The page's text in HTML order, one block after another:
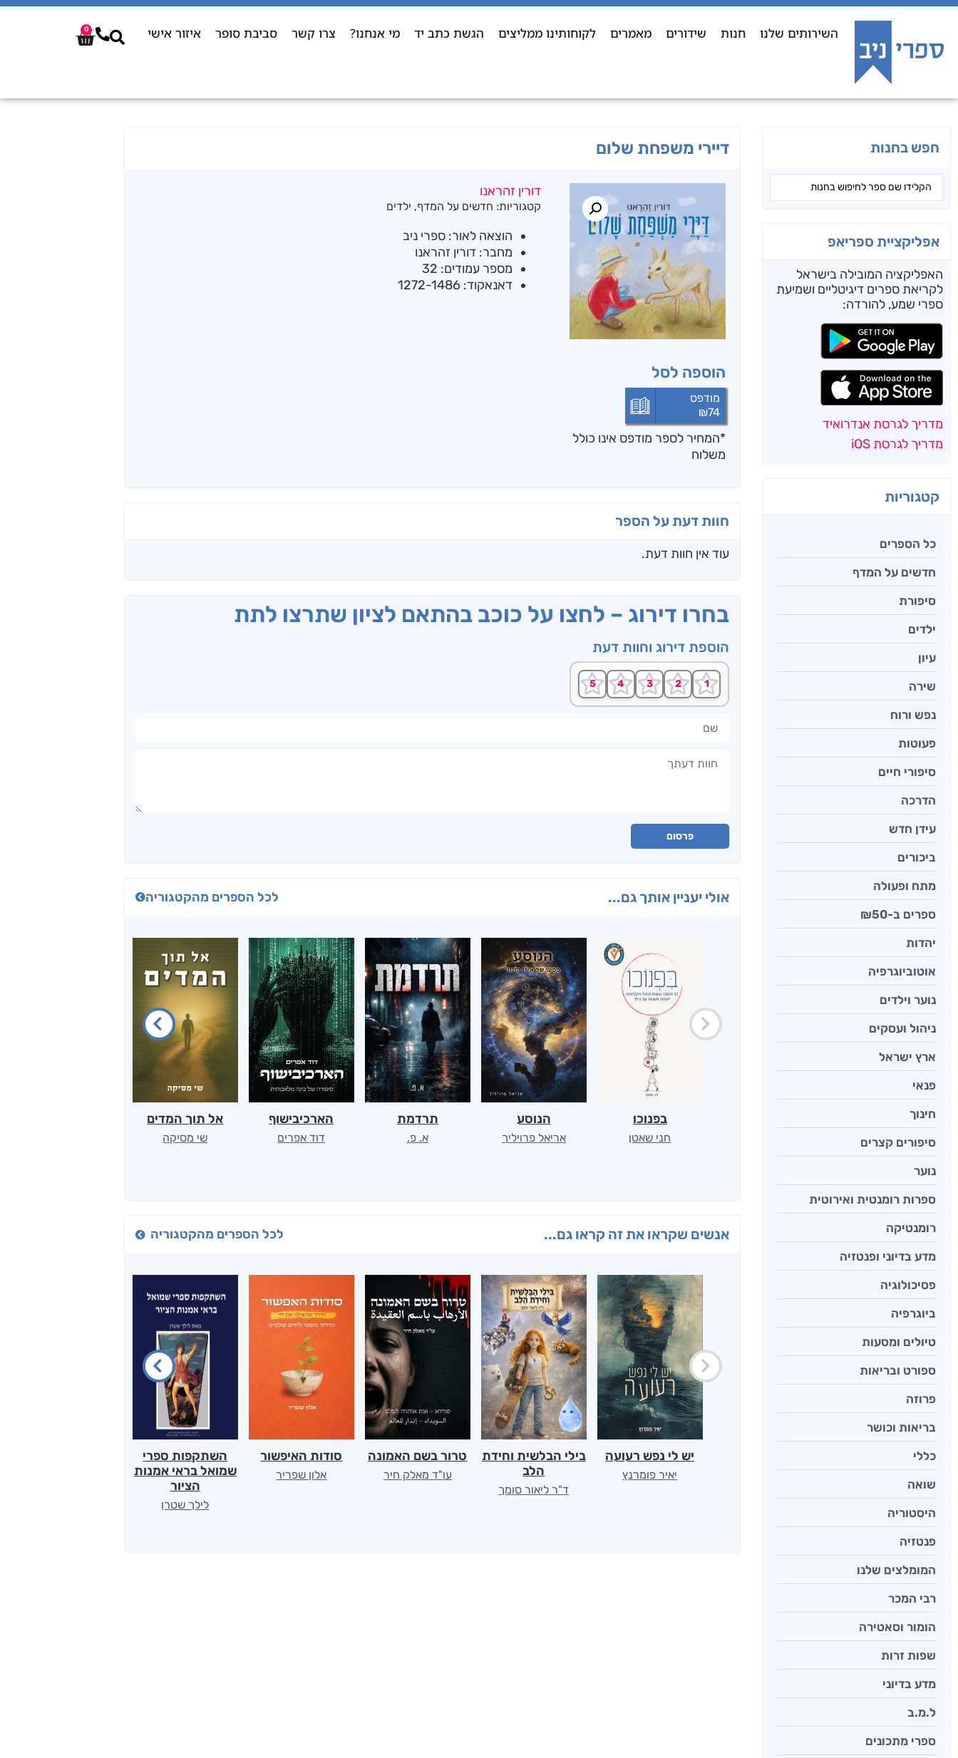
השירותים שלנו חנות שידורים מאמרים לקוחותינו ממליצים הגשת כתב יד מי אנחנו? צרו קשר סביבת סופר איזור אישי 0
חפש בחנות
אפליקציית ספריאפ
האפליקציה המובילה בישראל
לקריאת ספרים דיגיטליים ושמיעת
ספרי שמע, להורדה:
מדריך לגרסת אנדרואיד
מדריך לגרסת iOS
קטגוריות
כל הספרים
חדשים על המדף
סיפורת
ילדים
עיון
שירה
נפש ורוח
פעוטות
סיפורי חיים
הדרכה
עידן חדש
ביכורים
מתח ופעולה
ספרים ב-₪50
יהדות
אוטוביוגרפיה
נוער וילדים
ניהול ועסקים
ארץ ישראל
פנאי
חינוך
סיפורים קצרים
נוער
ספרות רומנטית ואירוטית
רומנטיקה
מדע בדיוני ופנטזיה
פסיכולוגיה
ביוגרפיה
טיולים ומסעות
ספורט ובריאות
פרוזה
בריאות וכושר
כללי
שואה
היסטוריה
פנטזיה
המומלצים שלנו
רבי המכר
הומור וסאטירה
שפות זרות
מדע בדיוני
ל.מ.ב
ספרי מתכונים
דיירי משפחת שלום
הוספה לסל
מודפס
₪74
*המחיר לספר מודפס אינו כולל
משלוח
דורין זהראנו
קטגוריות: חדשים על המדף, ילדים
הוצאה לאור: ספרי ניב
מחבר: דורין זהראנו
מספר עמודים: 32
דאנאקוד: 1272-1486
חוות דעת על הספר
עוד אין חוות דעת.
בחרו דירוג – לחצו על כוכב בהתאם לציון שתרצו לתת
הוספת דירוג וחוות דעת
פרסום
אולי יעניין אותך גם... לכל הספרים מהקטגוריה
בפנוכו
חני שאטן
הנוסע
אריאל פרויליך
תרדמת
א. פ.
הארכיבישוף
דוד אפרים
אל תוך המדים
שי מסיקה
אנשים שקראו את זה קראו גם... לכל הספרים מהקטגוריה
יש לי נפש רעועה
יאיר פומרנץ
בילי הבלשית וחידת
הלב
ד"ר ליאור סומך
טרור בשם האמונה
עו"ד מאלק חיר
סודות האיפשור
אלון שפריר
השתקפות ספרי
שמואל בראי אמנות
הציור
לילך שטרן